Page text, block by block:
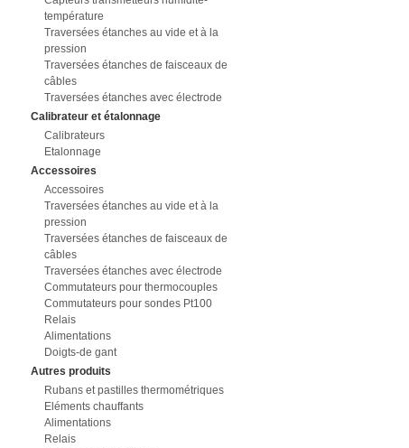
température
Traversées étanches au vide et à la
pression
Traversées étanches de faisceaux de
câbles
Traversées étanches avec électrode
Calibrateur et étalonnage
Calibrateurs
Etalonnage
Accessoires
Accessoires
Traversées étanches au vide et à la
pression
Traversées étanches de faisceaux de
câbles
Traversées étanches avec électrode
Commutateurs pour thermocouples
Commutateurs pour sondes Pt100
Relais
Alimentations
Doigts-de gant
Autres produits
Rubans et pastilles thermométriques
Eléments chauffants
Alimentations
Relais